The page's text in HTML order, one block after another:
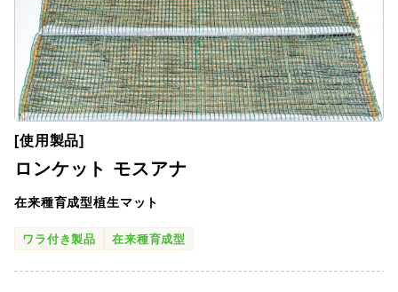
[使用製品]
ロンケット モスアナ
在来種育成型植生マット
ワラ付き製品 在来種育成型